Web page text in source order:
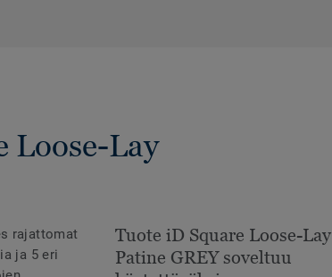
Loose-Lay
rajattomat
ja 5 eri
Tuote iD Square Loose-Lay
Patine GREY soveltuu